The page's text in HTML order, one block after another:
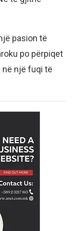
pasion të
po përpiqet
një fuqi të